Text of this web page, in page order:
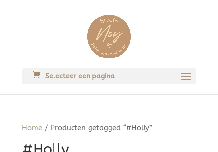
Selecteer een pagina
Home/ Producten getagged “#Holly”